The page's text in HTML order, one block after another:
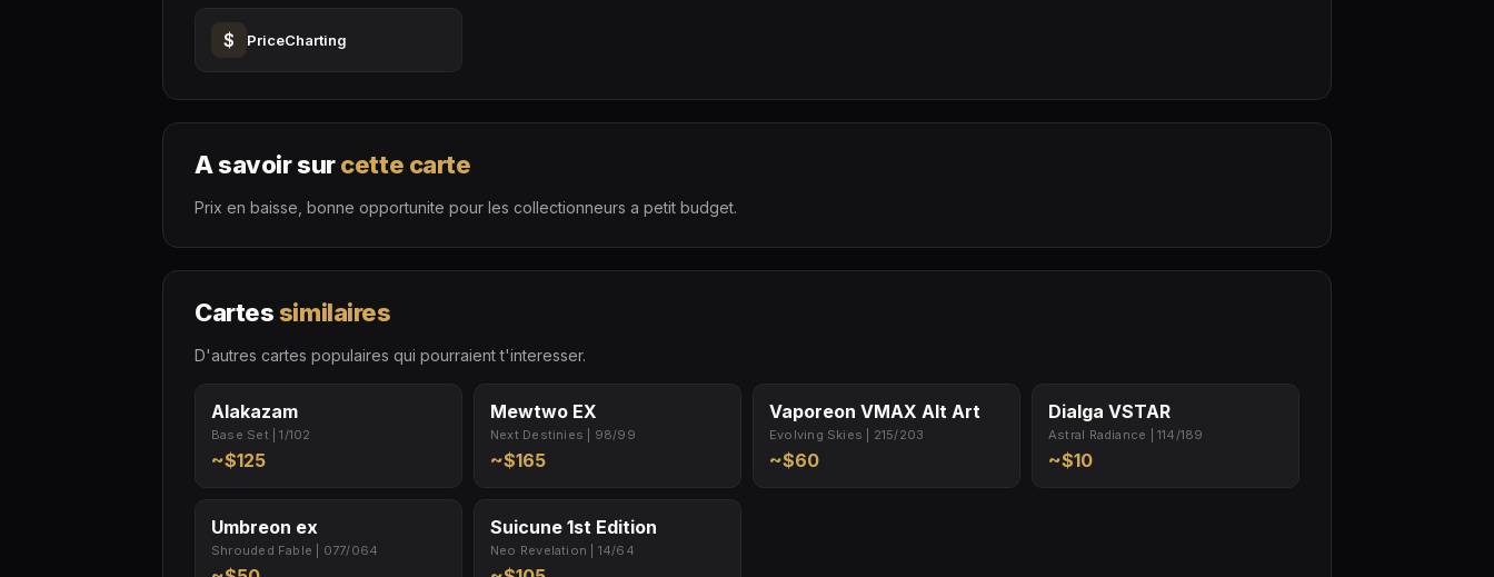
$ PriceCharting
A savoir surcette carte
Prix en baisse, bonne opportunite pour les collectionneurs a petit budget.
Cartessimilaires
D'autres cartes populaires qui pourraient t'interesser.
Alakazam
Base Set | 1/102
~$125
Mewtwo EX
Next Destinies | 98/99
~$165
Vaporeon VMAX Alt Art
Evolving Skies | 215/203
~$60
Dialga VSTAR
Astral Radiance | 114/189
~$10
Umbreon ex
Shrouded Fable | 077/064
Suicune 1st Edition
Neo Revelation | 14/64